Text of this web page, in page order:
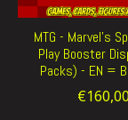
MTG - Marvel's
Play Booster
Packs) - EN =
€160,00